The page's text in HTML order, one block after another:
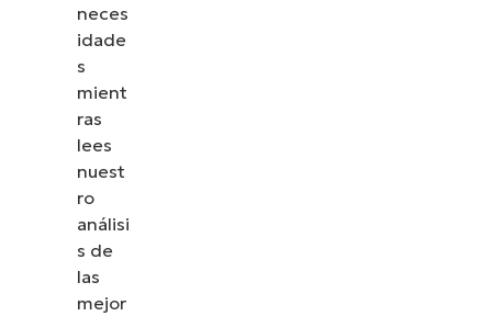
neces
idade
s
mient
ras
lees
nuest
ro
análisi
s de
las
mejor